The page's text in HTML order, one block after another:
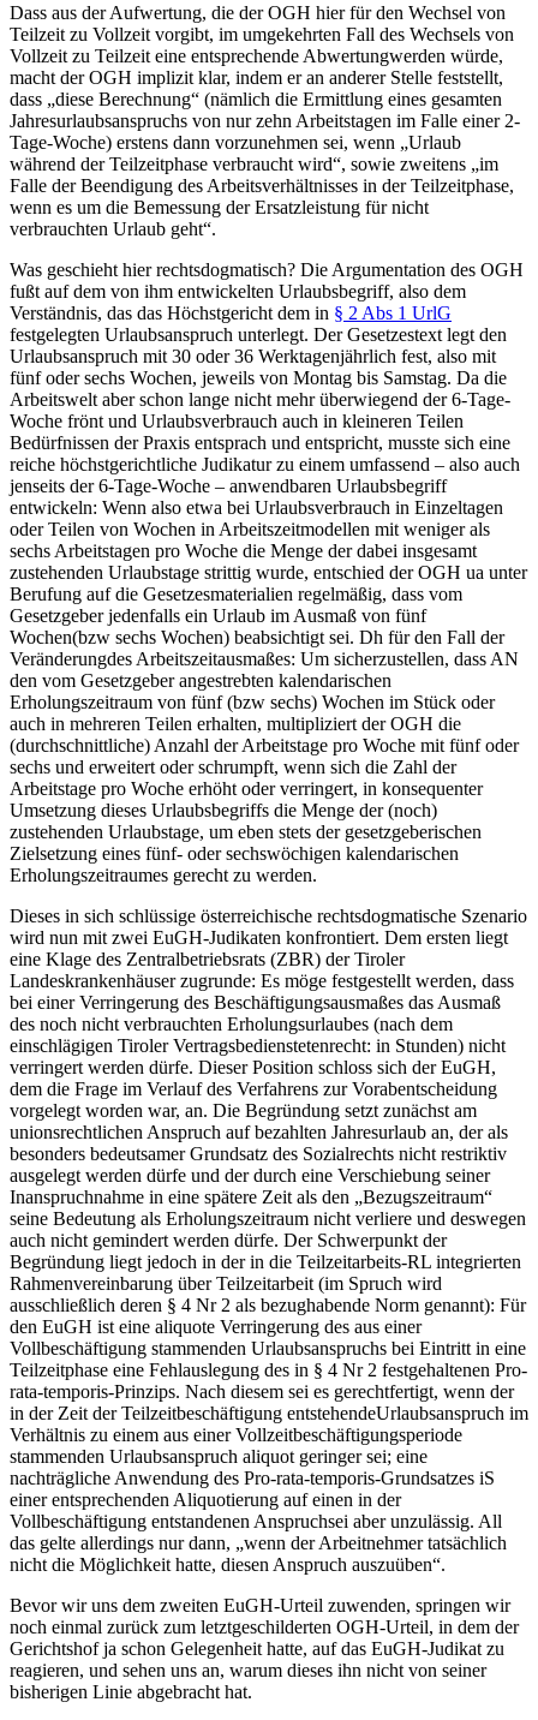
Dass aus der Aufwertung, die der OGH hier für den Wechsel von
Teilzeit zu Vollzeit vorgibt, im umgekehrten Fall des Wechsels von
Vollzeit zu Teilzeit eine entsprechende Abwertungwerden würde,
macht der OGH implizit klar, indem er an anderer Stelle feststellt,
dass „diese Berechnung“ (nämlich die Ermittlung eines gesamten
Jahresurlaubsanspruchs von nur zehn Arbeitstagen im Falle einer 2-
Tage-Woche) erstens dann vorzunehmen sei, wenn „Urlaub
während der Teilzeitphase verbraucht wird“, sowie zweitens „im
Falle der Beendigung des Arbeitsverhältnisses in der Teilzeitphase,
wenn es um die Bemessung der Ersatzleistung für nicht
verbrauchten Urlaub geht“.
Was geschieht hier rechtsdogmatisch? Die Argumentation des OGH
fußt auf dem von ihm entwickelten Urlaubsbegriff, also dem
Verständnis, das das Höchstgericht dem in § 2 Abs 1 UrlG
festgelegten Urlaubsanspruch unterlegt. Der Gesetzestext legt den
Urlaubsanspruch mit 30 oder 36 Werktagenjährlich fest, also mit
fünf oder sechs Wochen, jeweils von Montag bis Samstag. Da die
Arbeitswelt aber schon lange nicht mehr überwiegend der 6-Tage-
Woche frönt und Urlaubsverbrauch auch in kleineren Teilen
Bedürfnissen der Praxis entsprach und entspricht, musste sich eine
reiche höchstgerichtliche Judikatur zu einem umfassend – also auch
jenseits der 6-Tage-Woche – anwendbaren Urlaubsbegriff
entwickeln: Wenn also etwa bei Urlaubsverbrauch in Einzeltagen
oder Teilen von Wochen in Arbeitszeitmodellen mit weniger als
sechs Arbeitstagen pro Woche die Menge der dabei insgesamt
zustehenden Urlaubstage strittig wurde, entschied der OGH ua unter
Berufung auf die Gesetzesmaterialien regelmäßig, dass vom
Gesetzgeber jedenfalls ein Urlaub im Ausmaß von fünf
Wochen(bzw sechs Wochen) beabsichtigt sei. Dh für den Fall der
Veränderungdes Arbeitszeitausmaßes: Um sicherzustellen, dass AN
den vom Gesetzgeber angestrebten kalendarischen
Erholungszeitraum von fünf (bzw sechs) Wochen im Stück oder
auch in mehreren Teilen erhalten, multipliziert der OGH die
(durchschnittliche) Anzahl der Arbeitstage pro Woche mit fünf oder
sechs und erweitert oder schrumpft, wenn sich die Zahl der
Arbeitstage pro Woche erhöht oder verringert, in konsequenter
Umsetzung dieses Urlaubsbegriffs die Menge der (noch)
zustehenden Urlaubstage, um eben stets der gesetzgeberischen
Zielsetzung eines fünf- oder sechswöchigen kalendarischen
Erholungszeitraumes gerecht zu werden.
Dieses in sich schlüssige österreichische rechtsdogmatische Szenario
wird nun mit zwei EuGH-Judikaten konfrontiert. Dem ersten liegt
eine Klage des Zentralbetriebsrats (ZBR) der Tiroler
Landeskrankenhäuser zugrunde: Es möge festgestellt werden, dass
bei einer Verringerung des Beschäftigungsausmaßes das Ausmaß
des noch nicht verbrauchten Erholungsurlaubes (nach dem
einschlägigen Tiroler Vertragsbedienstetenrecht: in Stunden) nicht
verringert werden dürfe. Dieser Position schloss sich der EuGH,
dem die Frage im Verlauf des Verfahrens zur Vorabentscheidung
vorgelegt worden war, an. Die Begründung setzt zunächst am
unionsrechtlichen Anspruch auf bezahlten Jahresurlaub an, der als
besonders bedeutsamer Grundsatz des Sozialrechts nicht restriktiv
ausgelegt werden dürfe und der durch eine Verschiebung seiner
Inanspruchnahme in eine spätere Zeit als den „Bezugszeitraum“
seine Bedeutung als Erholungszeitraum nicht verliere und deswegen
auch nicht gemindert werden dürfe. Der Schwerpunkt der
Begründung liegt jedoch in der in die Teilzeitarbeits-RL integrierten
Rahmenvereinbarung über Teilzeitarbeit (im Spruch wird
ausschließlich deren § 4 Nr 2 als bezughabende Norm genannt): Für
den EuGH ist eine aliquote Verringerung des aus einer
Vollbeschäftigung stammenden Urlaubsanspruchs bei Eintritt in eine
Teilzeitphase eine Fehlauslegung des in § 4 Nr 2 festgehaltenen Pro-
rata-temporis-Prinzips. Nach diesem sei es gerechtfertigt, wenn der
in der Zeit der Teilzeitbeschäftigung entstehendeUrlaubsanspruch im
Verhältnis zu einem aus einer Vollzeitbeschäftigungsperiode
stammenden Urlaubsanspruch aliquot geringer sei; eine
nachträgliche Anwendung des Pro-rata-temporis-Grundsatzes iS
einer entsprechenden Aliquotierung auf einen in der
Vollbeschäftigung entstandenen Anspruchsei aber unzulässig. All
das gelte allerdings nur dann, „wenn der Arbeitnehmer tatsächlich
nicht die Möglichkeit hatte, diesen Anspruch auszuüben“.
Bevor wir uns dem zweiten EuGH-Urteil zuwenden, springen wir
noch einmal zurück zum letztgeschilderten OGH-Urteil, in dem der
Gerichtshof ja schon Gelegenheit hatte, auf das EuGH-Judikat zu
reagieren, und sehen uns an, warum dieses ihn nicht von seiner
bisherigen Linie abgebracht hat.